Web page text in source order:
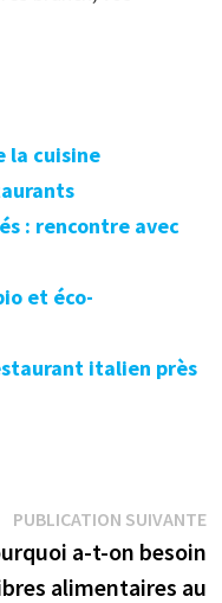
la cuisine
: rencontre avec
et éco-
italien près
:
PUBLICATION SUIVANTE
a-t-on besoin
alimentaires au